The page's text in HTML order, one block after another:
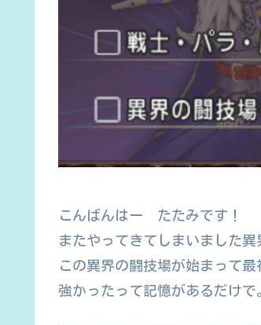
こんばんはー たたみです！
またやってきてしまいました異
この異界の闘技場が始まって
強かったって記憶があるだけで